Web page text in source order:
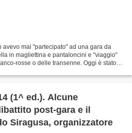
mai "partecipato" ad una gara da
in magliettina e pantaloncini e "viaggio"
rosse o delle transenne. Oggi è stato
(1^ ed.). Alcune
post-gara e il
Siragusa, organizzatore